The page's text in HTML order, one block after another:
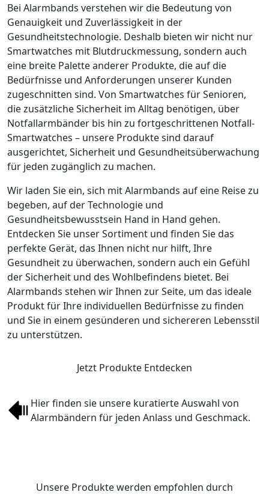
Bei Alarmbands verstehen wir die Bedeutung von
Genauigkeit und Zuverlässigkeit in der
Gesundheitstechnologie. Deshalb bieten wir nicht nur
Smartwatches mit Blutdruckmessung, sondern auch
eine breite Palette anderer Produkte, die auf die
Bedürfnisse und Anforderungen unserer Kunden
zugeschnitten sind. Von Smartwatches für Senioren,
die zusätzliche Sicherheit im Alltag benötigen, über
Notfallarmbänder bis hin zu fortgeschrittenen Notfall-
Smartwatches – unsere Produkte sind darauf
ausgerichtet, Sicherheit und Gesundheitsüberwachung
für jeden zugänglich zu machen.
Wir laden Sie ein, sich mit Alarmbands auf eine Reise zu
begeben, auf der Technologie und
Gesundheitsbewusstsein Hand in Hand gehen.
Entdecken Sie unser Sortiment und finden Sie das
perfekte Gerät, das Ihnen nicht nur hilft, Ihre
Gesundheit zu überwachen, sondern auch ein Gefühl
der Sicherheit und des Wohlbefindens bietet. Bei
Alarmbands stehen wir Ihnen zur Seite, um das ideale
Produkt für Ihre individuellen Bedürfnisse zu finden
und Sie in einem gesünderen und sichereren Lebensstil
zu unterstützen.
Jetzt Produkte Entdecken
Hier finden sie unsere kuratierte Auswahl von
Alarmbändern für jeden Anlass und Geschmack.
Unsere Produkte werden empfohlen durch